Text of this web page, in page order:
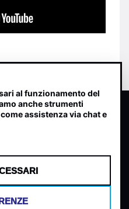
generata dall analisi di
PRIVACY POLICY
al funzionamento del
anche strumenti
assistenza via chat e